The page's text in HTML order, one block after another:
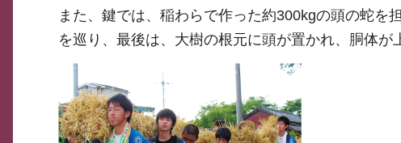
また、鍵では、稲わらで作った約300kgの頭の蛇
を巡り、最後は、大樹の根元に頭が置かれ、胴体が